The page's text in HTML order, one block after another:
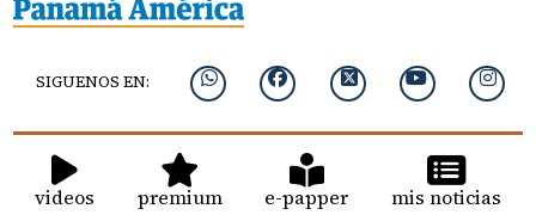
SIGUENOS EN:
videos premium e-papper mis noticias